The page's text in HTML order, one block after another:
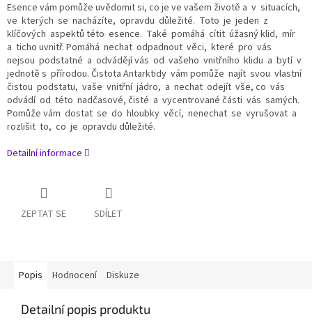
Esence vám pomůže uvědomit si, co je ve vašem životě a v situacích,
ve kterých se nacházíte, opravdu důležité. Toto je jeden z
klíčových aspektů této esence. Také pomáhá cítit úžasný klid, mír
a ticho uvnitř. Pomáhá nechat odpadnout věci, které pro vás
nejsou podstatné a odvádějí vás od vašeho vnitřního klidu a bytí v
jednotě s přírodou. Čistota Antarktidy vám pomůže najít svou vlastní
čistou podstatu, vaše vnitřní jádro, a nechat odejít vše, co vás
odvádí od této nadčasové, čisté a vycentrované části vás samých.
Pomůže vám dostat se do hloubky věcí, nenechat se vyrušovat a
rozlišit to, co je opravdu důležité.
Detailní informace
ZEPTAT SE SDÍLET
Popis Hodnocení Diskuze
Detailní popis produktu